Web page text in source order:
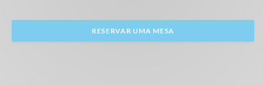
RESERVAR UMA MESA